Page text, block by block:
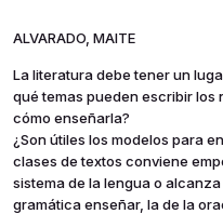
ALVARADO, MAITE
La literatura debe tener un
qué temas pueden escribir los
cómo enseñarla?
¿Son útiles los modelos para
clases de textos conviene
sistema de la lengua o
gramática enseñar, la de la